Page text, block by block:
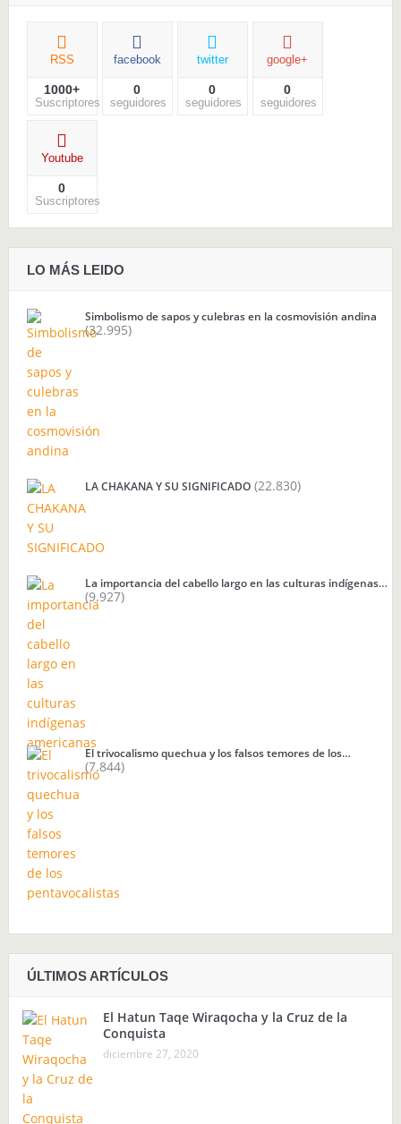
RSS
1000+
Suscriptores
facebook
0
seguidores
twitter
0
seguidores
google+
0
seguidores
Youtube
0
Suscriptores
LO MÁS LEIDO
Simbolismo de sapos y culebras en la cosmovisión andina
(32.995)
LA CHAKANA Y SU SIGNIFICADO (22.830)
La importancia del cabello largo en las culturas indígenas…
(9.927)
El trivocalismo quechua y los falsos temores de los…
(7.844)
ÚLTIMOS ARTÍCULOS
El Hatun Taqe Wiraqocha y la Cruz de la
Conquista
diciembre 27, 2020